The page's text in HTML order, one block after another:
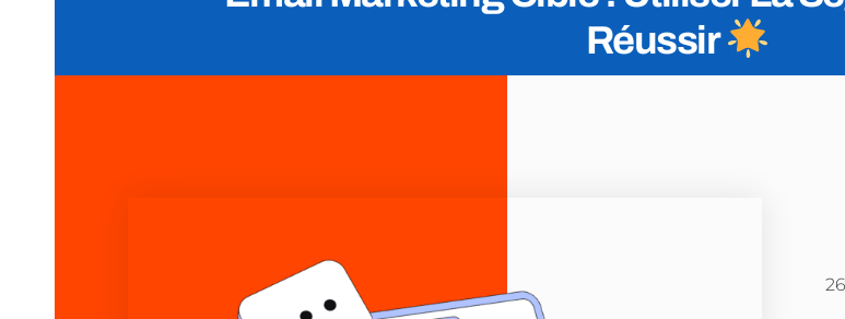
Réussir